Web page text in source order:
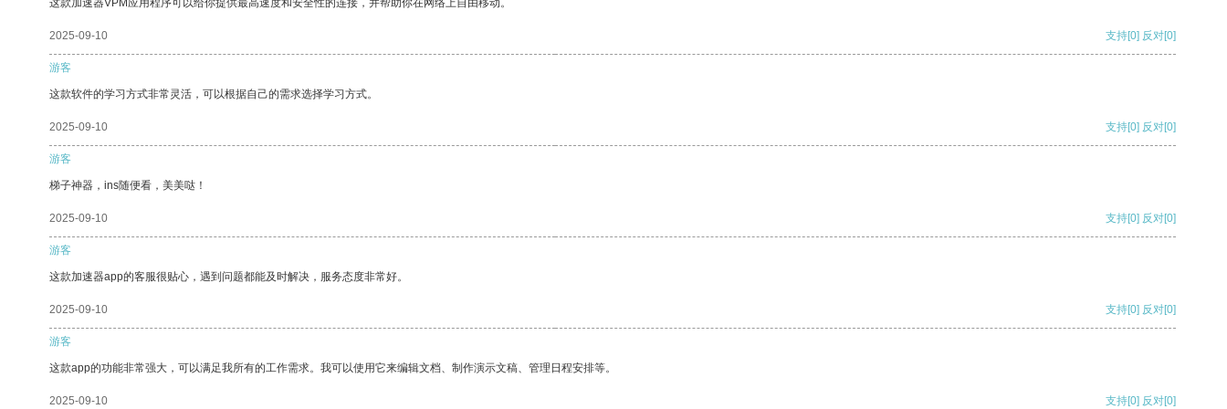
这款加速器VPM应用程序可以给你提供最高速度和安全性的连接，并帮助你在网络上自由移动。
2025-09-10 支持[0] 反对[0]
游客
这款软件的学习方式非常灵活，可以根据自己的需求选择学习方式。
2025-09-10 支持[0] 反对[0]
游客
梯子神器，ins随便看，美美哒！
2025-09-10 支持[0] 反对[0]
游客
这款加速器app的客服很贴心，遇到问题都能及时解决，服务态度非常好。
2025-09-10 支持[0] 反对[0]
游客
这款app的功能非常强大，可以满足我所有的工作需求。我可以使用它来编辑文档、制作演示文稿、管理日程安排等。
2025-09-10 支持[0] 反对[0]